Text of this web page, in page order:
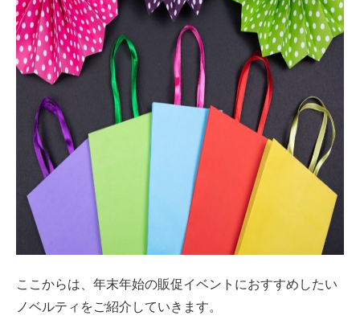
ここからは、年末年始の販促イベントにおすすめしたい
ノベルティをご紹介していきます。